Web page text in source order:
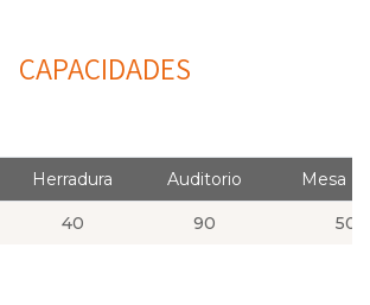
CAPACIDADES
Herradura Auditorio Mesa
40 90 50